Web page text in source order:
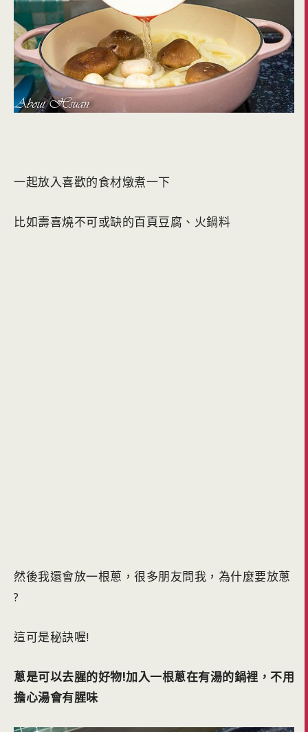
一起放入喜歡的食材燉煮一下
比如壽喜燒不可或缺的百頁豆腐、火鍋料
然後我還會放一根蔥，很多朋友問我，為什麼要放蔥
?
這可是秘訣喔!
蔥是可以去腥的好物!加入一根蔥在有湯的鍋裡，不用
擔心湯會有腥味